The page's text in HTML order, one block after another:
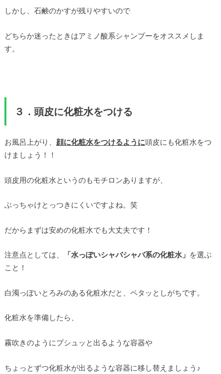
しかし、石鹸のかすが残りやすいので
どちらか迷ったときはアミノ酸系シャンプーをオススメしま
す。
３．頭皮に化粧水をつける
お風呂上がり、 顔に化粧水をつけるように頭皮にも化粧水をつ
けましょう！！
頭皮用の化粧水というのもモチロンありますが、
ぶっちゃけとっつきにくいですよね。笑
だからまずは安めの化粧水でも大丈夫です！
注意点としては、 「水っぽいシャバシャバ系の化粧水」 を選ぶ
こと！
白濁っぽいとろみのある化粧水だと、ペタッとしがちです。
化粧水を準備したら、
霧吹きのようにプシュッと出るような容器や
ちょっとずつ化粧水が出るような容器に移し替えましょう♪